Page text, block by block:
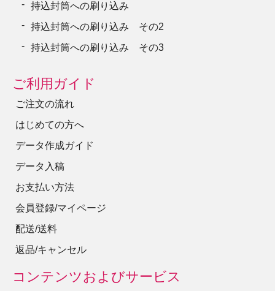
持込封筒への刷り込み
持込封筒への刷り込み その2
持込封筒への刷り込み その3
ご利用ガイド
ご注文の流れ
はじめての方へ
データ作成ガイド
データ入稿
お支払い方法
会員登録/マイページ
配送/送料
返品/キャンセル
コンテンツおよびサービス